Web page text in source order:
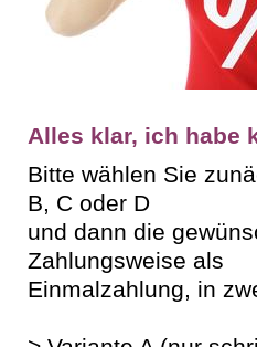
Alles klar, ich habe
Bitte wählen Sie
B, C oder D
und dann die
Zahlungsweise als
Einmalzahlung, in